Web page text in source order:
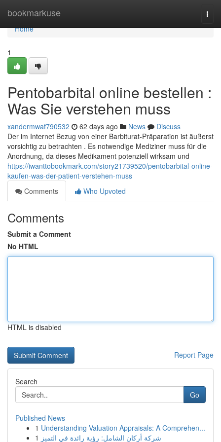
bookmarkuse
Home
Home
1
Pentobarbital online bestellen :
Was Sie verstehen muss
xandermwaf790532 62 days ago News
Discuss
Der im Internet Bezug von einer Barbiturat-Präparation ist äußerst
vorsichtig zu betrachten . Es notwendige Mediziner muss für die
Anordnung, da dieses Medikament potenziell wirksam und
https://iwanttobookmark.com/story21739520/pentobarbital-online-
kaufen-was-der-patient-verstehen-muss
Comments
Who Upvoted
Comments
Submit a Comment
No HTML
HTML is disabled
Report Page
Search
Go
Published News
1 Understanding Valuation Appraisals: A Comprehen...
1 شركة أركان الشامل: رؤية رائدة في التميز